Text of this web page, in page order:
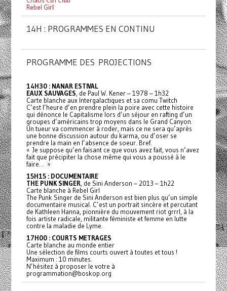
Rebel Girl
14H : PROGRAMMES EN CONTINU
PROGRAMME DES PROJECTIONS
14H30 : NANAR ESTIVAL
EAUX SAUVAGES, de Paul W. Kener – 1978 – 1h32
Carte blanche aux Intergalactiques et sa comu Twitch
C’est l’heure d’en prendre plein la poire avec cette histoire
qui dénonce le Capitalisme lors d’un séjour en rafting d’un
groupes d’américains trop moyens dans le Grand Canyon.
Un tueur va commencer à roder, mais ce ne sera qu’après
une bonne discussion autour du karma, ou d’oser se
prendre la main en l’absence de soeur. Bref.
« Je suppose qu’en faisant ce que vous avez fait, vous n’avez
fait que précipiter la chose même qui vous a poussé à le
faire… »
15H15 : DOCUMENTAIRE
THE PUNK SINGER, de Sini Anderson – 2013 – 1h22
Carte blanche à Rebel Girl
The Punk Singer de Sini Anderson est bien plus qu’un simple
documentaire musical. C’est un portrait sincère et percutant
de Kathleen Hanna, pionnière du mouvement riot grrrl, à la
fois artiste radicale, militante féministe et femme en lutte
contre la maladie de Lyme.
17H00 : COURTS METRAGES
Carte blanche au monde entier
Une sélection de films courts ouvert à toutes et tous !
Maximum : 10 minutes.
N’hésitez à proposer le votre à
programmation@boskop.org